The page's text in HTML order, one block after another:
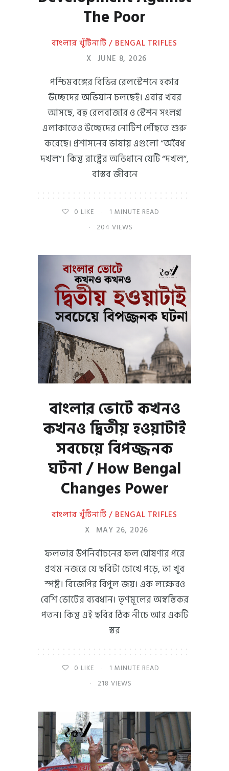
The Poor
বাংলার খুঁটিনাটি / BENGAL TRIFLES
X JUNE 8, 2026
পশ্চিমবঙ্গের বিভিন্ন রেলস্টেশনে হকার
উচ্ছেদের অভিযান চলছেই। এবার খবর
আসছে, বহু রেলবাজার ও স্টেশন সংলগ্ন
এলাকাতেও উচ্ছেদের নোটিশ পৌঁছতে শুরু
করেছে। প্রশাসনের ভাষায় এগুলো “অবৈধ
দখল”। কিন্তু রাষ্ট্রের অভিধানে যেটি “দখল”,
বাস্তব জীবনে
0 LIKE
1 MINUTE READ
204 VIEWS
বাংলার ভোটে কখনও
কখনও দ্বিতীয় হওয়াটাই
সবচেয়ে বিপজ্জনক
ঘটনা / How Bengal
Changes Power
বাংলার খুঁটিনাটি / BENGAL TRIFLES
X MAY 26, 2026
ফলতার উপনির্বাচনের ফল ঘোষণার পরে
প্রথম নজরে যে ছবিটা চোখে পড়ে, তা খুব
স্পষ্ট। বিজেপির বিপুল জয়। এক লক্ষেরও
বেশি ভোটের ব্যবধান। তৃণমূলের অস্বস্তিকর
পতন। কিন্তু এই ছবির ঠিক নীচে আর একটি
স্তর
0 LIKE
1 MINUTE READ
218 VIEWS